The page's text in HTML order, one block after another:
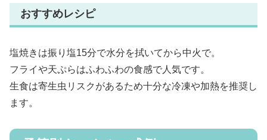
おすすめレシピ
塩焼きは振り塩15分で水分を拭いてから中火で。
フライや天ぷらはふわふわの食感で人気です。
生食は寄生虫リスクがあるため十分な冷凍や加熱を推奨し
ます。